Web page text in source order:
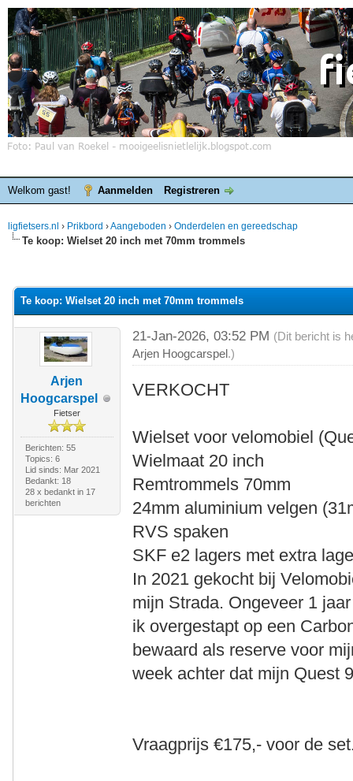
Welkom gast! Aanmelden Registreren
ligfietsers.nl › Prikbord ›Aangeboden › Onderdelen en gereedschap
Te koop: Wielset 20 inch met 70mm trommels
Te koop: Wielset 20 inch met 70mm trommels
Arjen
Hoogcarspel
Fietser
Berichten: 55
Topics: 6
Lid sinds: Mar 2021
Bedankt: 18
28 x bedankt in 17
berichten
21-Jan-2026, 03:52 PM (Dit bericht is
Arjen Hoogcarspel.)
VERKOCHT
Wielset voor velomobiel
Wielmaat 20 inch
Remtrommels 70mm
24mm aluminium velgen
RVS spaken
SKF e2 lagers met extra
In 2021 gekocht bij
mijn Strada. Ongeveer 1
ik overgestapt op een
bewaard als reserve voor
week achter dat mijn Quest
Vraagprijs €175,- voor de